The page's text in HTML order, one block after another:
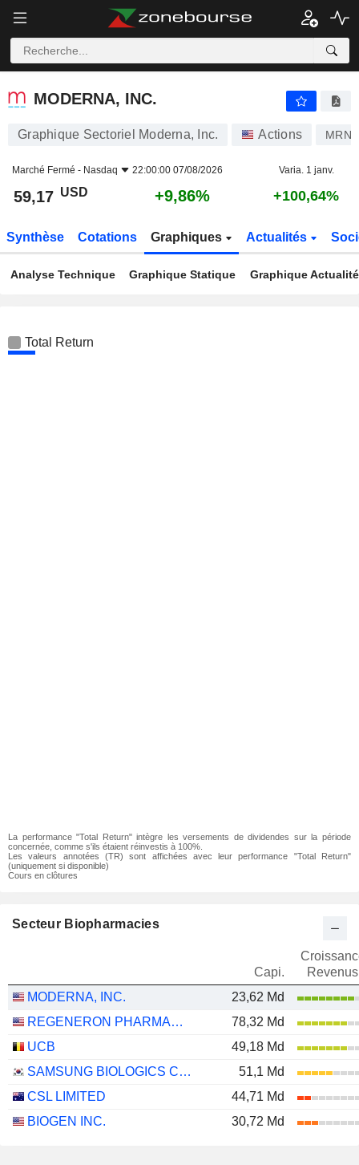
MODERNA, INC.
MODERNA, INC.
Graphique Sectoriel Moderna, Inc. Actions MRNA
Marché Fermé - Nasdaq 22:00:00 07/08/2026 Varia. 1 janv.
59,17 USD +9,86% +100,64%
Synthèse Cotations Graphiques Actualités
Analyse Technique Graphique Statique Graphique
Total Return
La performance "Total Return" intègre les versements de dividendes sur la période
concernée, comme s'ils étaient réinvestis à 100%.
Les valeurs annotées (TR) sont affichées avec leur performance "Total Return"
(uniquement si disponible)
Cours en clôtures
Secteur Biopharmacies
Capi.
Revenus
MODERNA, INC.
23,62 Md
REGENERON PHARMACEUTICALS, INC.
78,32 Md
UCB
49,18 Md
SAMSUNG BIOLOGICS CO.,LTD.
51,1 Md
CSL LIMITED
44,71 Md
BIOGEN INC.
30,72 Md